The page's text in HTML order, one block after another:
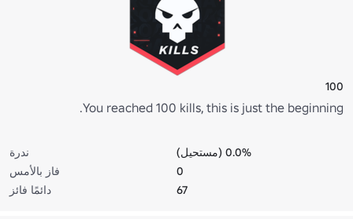
100
You reached 100 kills, this is just the beginning.
ندرة
0.0% (مستحيل)
فاز بالأمس
0
دائمًا فائز
67